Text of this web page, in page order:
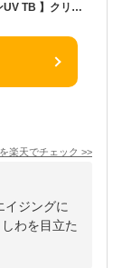
【 エムキューエイジ BBミルキーファンデーションUV TB 】クリームファンデーション カバー SPF50 PA++++ BBファンデーション BBファンデ 1つで7役（乳液 化粧下地 紫外線カット ファンデーション コンシーラー 毛穴カバー シワカバー） 夏 生協 公式
楽天でチェック >>
イジングに
わを目立た